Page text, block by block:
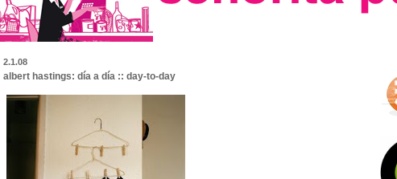
2.1.08
albert hastings: día a día :: day-to-day